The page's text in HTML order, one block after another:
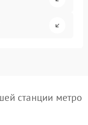
станции метро